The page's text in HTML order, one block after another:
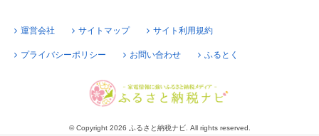
運営会社 サイトマップ サイト利用規約
プライバシーポリシー お問い合わせ ふるとく
© Copyright 2026 ふるさと納税ナビ. All rights reserved.